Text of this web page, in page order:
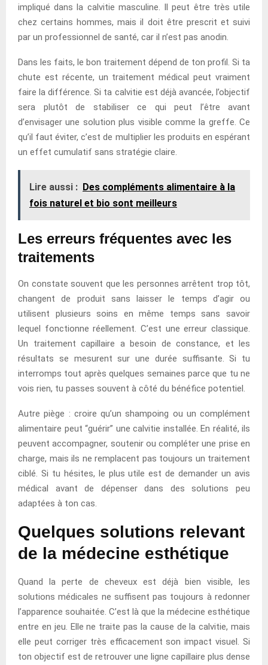
impliqué dans la calvitie masculine. Il peut être très utile
chez certains hommes, mais il doit être prescrit et suivi
par un professionnel de santé, car il n’est pas anodin.
Dans les faits, le bon traitement dépend de ton profil. Si ta
chute est récente, un traitement médical peut vraiment
faire la différence. Si ta calvitie est déjà avancée, l’objectif
sera plutôt de stabiliser ce qui peut l’être avant
d’envisager une solution plus visible comme la greffe. Ce
qu’il faut éviter, c’est de multiplier les produits en espérant
un effet cumulatif sans stratégie claire.
Lire aussi : Des compléments alimentaire à la
fois naturel et bio sont meilleurs
Les erreurs fréquentes avec les
traitements
On constate souvent que les personnes arrêtent trop tôt,
changent de produit sans laisser le temps d’agir ou
utilisent plusieurs soins en même temps sans savoir
lequel fonctionne réellement. C’est une erreur classique.
Un traitement capillaire a besoin de constance, et les
résultats se mesurent sur une durée suffisante. Si tu
interromps tout après quelques semaines parce que tu ne
vois rien, tu passes souvent à côté du bénéfice potentiel.
Autre piège : croire qu’un shampoing ou un complément
alimentaire peut “guérir” une calvitie installée. En réalité, ils
peuvent accompagner, soutenir ou compléter une prise en
charge, mais ils ne remplacent pas toujours un traitement
ciblé. Si tu hésites, le plus utile est de demander un avis
médical avant de dépenser dans des solutions peu
adaptées à ton cas.
Quelques solutions relevant
de la médecine esthétique
Quand la perte de cheveux est déjà bien visible, les
solutions médicales ne suffisent pas toujours à redonner
l’apparence souhaitée. C’est là que la médecine esthétique
entre en jeu. Elle ne traite pas la cause de la calvitie, mais
elle peut corriger très efficacement son impact visuel. Si
ton objectif est de retrouver une ligne capillaire plus dense